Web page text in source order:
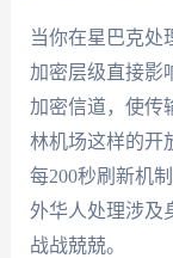
当你在星巴克处
加密层级直接影
加密信道，使传
林机场这样的开
每200秒刷新机
外华人处理涉及
战战兢兢。